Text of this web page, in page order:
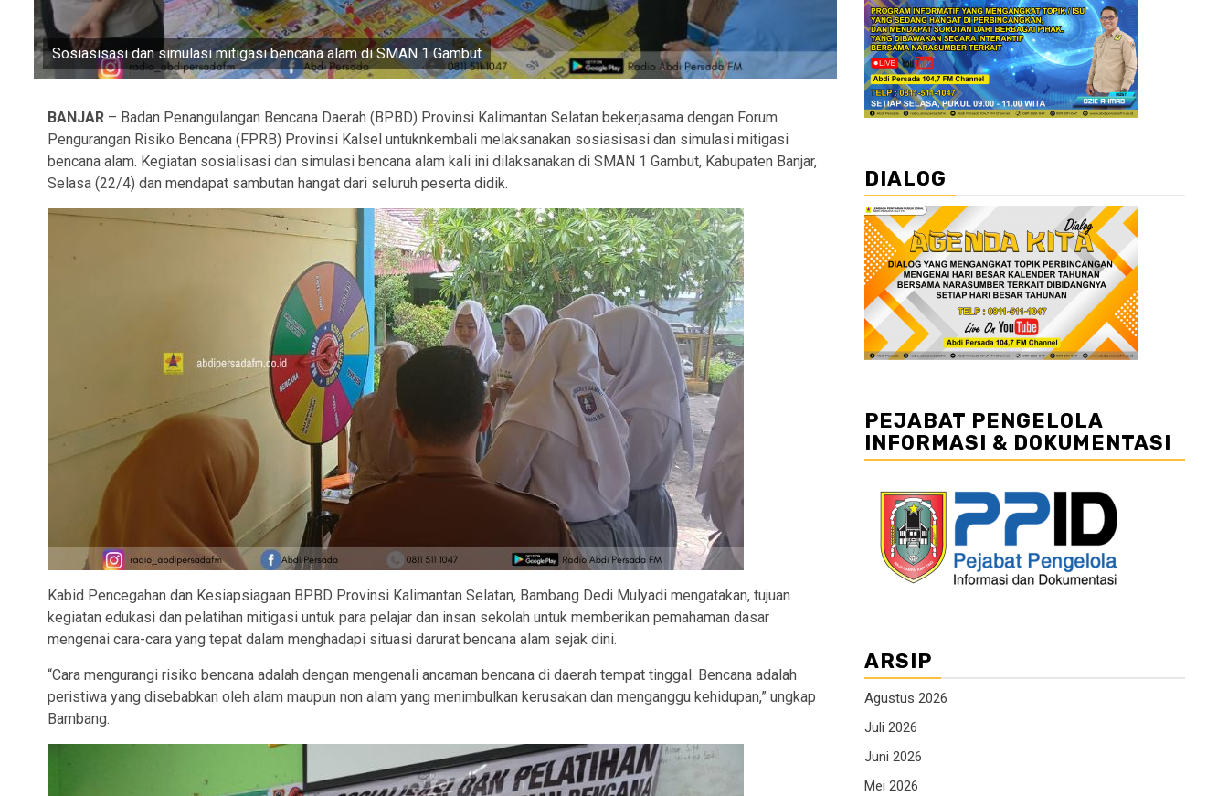
Sosiasisasi dan simulasi mitigasi bencana alam di SMAN 1 Gambut
BANJAR – Badan Penangulangan Bencana Daerah (BPBD) Provinsi Kalimantan Selatan bekerjasama dengan Forum
Pengurangan Risiko Bencana (FPRB) Provinsi Kalsel untuknkembali melaksanakan sosiasisasi dan simulasi mitigasi
bencana alam. Kegiatan sosialisasi dan simulasi bencana alam kali ini dilaksanakan di SMAN 1 Gambut, Kabupaten Banjar,
Selasa (22/4) dan mendapat sambutan hangat dari seluruh peserta didik.
Kabid Pencegahan dan Kesiapsiagaan BPBD Provinsi Kalimantan Selatan, Bambang Dedi Mulyadi mengatakan, tujuan
kegiatan edukasi dan pelatihan mitigasi untuk para pelajar dan insan sekolah untuk memberikan pemahaman dasar
mengenai cara-cara yang tepat dalam menghadapi situasi darurat bencana alam sejak dini.
“Cara mengurangi risiko bencana adalah dengan mengenali ancaman bencana di daerah tempat tinggal. Bencana adalah
peristiwa yang disebabkan oleh alam maupun non alam yang menimbulkan kerusakan dan menganggu kehidupan,” ungkap
Bambang.
DIALOG
PEJABAT PENGELOLA
INFORMASI & DOKUMENTASI
ARSIP
Agustus 2026
Juli 2026
Juni 2026
Mei 2026